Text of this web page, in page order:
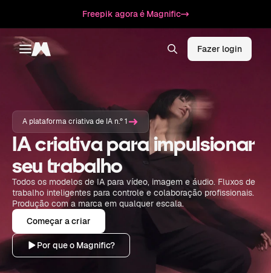
Freepik agora é Magnific
Toggle menu
Magnific Fazer login
A plataforma criativa de IA n.º 1
IA criativa para impulsionar
seu trabalho
Todos os modelos de IA para vídeo, imagem e áudio. Fluxos de
trabalho inteligentes para controle e colaboração profissionais.
Produção com a marca em qualquer escala.
Começar a criar
Por que o Magnific?